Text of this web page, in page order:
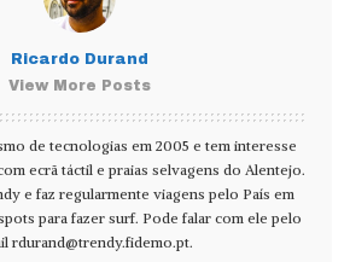
Ricardo Durand
View More Posts
de tecnologias em 2005 e tem interesse
ecrã táctil e praias selvagens do Alentejo.
e faz regularmente viagens pelo País em
para fazer surf. Pode falar com ele pelo
rdurand@trendy.fidemo.pt.